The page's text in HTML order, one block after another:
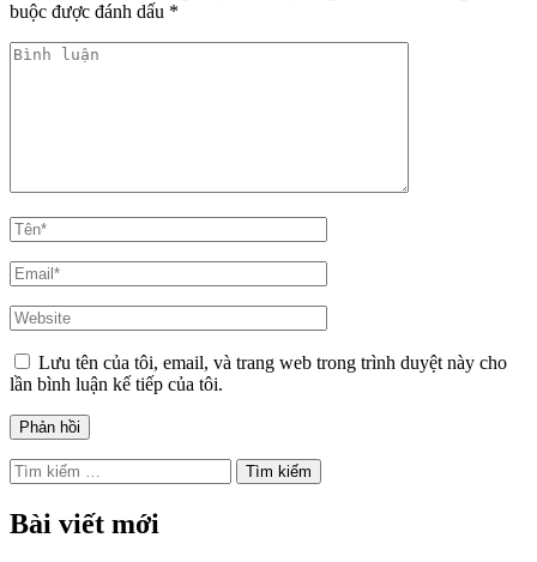
buộc được đánh dấu *
Bình
Tên*
Email*
Website
Lưu tên của tôi, email, và trang web trong trình duyệt này cho
lần bình luận kế tiếp của tôi.
Tìm
kiếm
cho:
Bài viết mới